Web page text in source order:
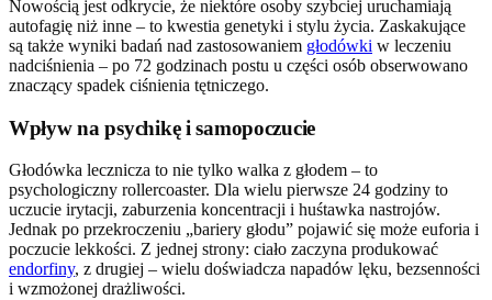
Nowością jest odkrycie, że niektóre osoby szybciej uruchamiają
autofagię niż inne – to kwestia genetyki i stylu życia. Zaskakujące
są także wyniki badań nad zastosowaniem głodówki w leczeniu
nadciśnienia – po 72 godzinach postu u części osób obserwowano
znaczący spadek ciśnienia tętniczego.
Wpływ na psychikę i samopoczucie
Głodówka lecznicza to nie tylko walka z głodem – to
psychologiczny rollercoaster. Dla wielu pierwsze 24 godziny to
uczucie irytacji, zaburzenia koncentracji i huśtawka nastrojów.
Jednak po przekroczeniu „bariery głodu” pojawić się może euforia i
poczucie lekkości. Z jednej strony: ciało zaczyna produkować
endorfiny, z drugiej – wielu doświadcza napadów lęku, bezsenności
i wzmożonej drażliwości.